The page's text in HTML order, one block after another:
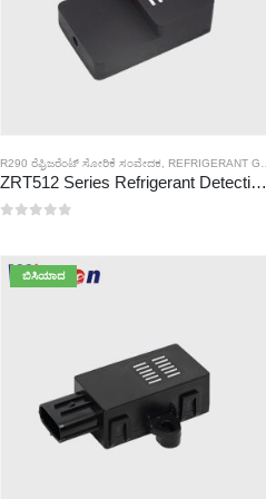
R290 ರೆಫ್ರಿಜರೆಂಟ್ ಸೋರಿಕೆ ಸಂವೇದಕ REFRIGERANT GAS SENSOR
ZRT512 Series Refrigerant Detection Module
ಬಿಸಿಯಾದ